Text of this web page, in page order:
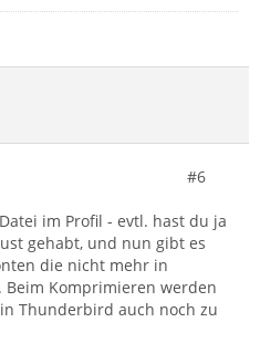
#6
im Profil - evtl. hast du ja
gehabt, und nun gibt es
die nicht mehr in
Komprimieren werden
Thunderbird auch noch zu